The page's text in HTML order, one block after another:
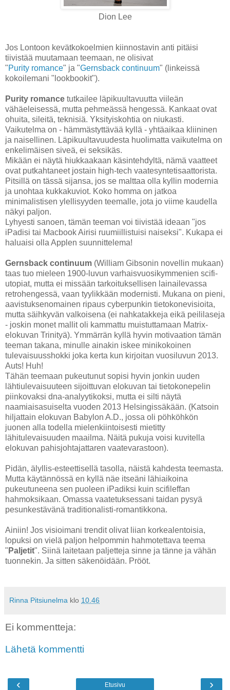
Dion Lee
Jos Lontoon kevätkokoelmien kiinnostavin anti pitäisi
tiivistää muutamaan teemaan, ne olisivat
"Purity romance" ja "Gernsback continuum" (linkeissä
kokoilemani "lookbookit").
Purity romance tutkailee läpikuultavuutta viileän
vähäeleisessä, mutta pehmeässä hengessä. Kankaat ovat
ohuita, sileitä, teknisiä. Yksityiskohtia on niukasti.
Vaikutelma on - hämmästyttävää kyllä - yhtäaikaa kliininen
ja naisellinen. Läpikuultavuudesta huolimatta vaikutelma on
enkelimäisen siveä, ei seksikäs.
Mikään ei näytä hiukkaakaan käsintehdyltä, nämä vaatteet
ovat putkahtaneet jostain high-tech vaatesyntetisaattorista.
Pitsillä on tässä sijansa, jos se malttaa olla kyllin modernia
ja unohtaa kukkakuviot. Koko homma on jatkoa
minimalistisen ylellisyyden teemalle, jota jo viime kaudella
näkyi paljon.
Lyhyesti sanoen, tämän teeman voi tiivistää ideaan "jos
iPadisi tai Macbook Airisi ruumiillistuisi naiseksi". Kukapa ei
haluaisi olla Applen suunnittelema!
Gernsback continuum (William Gibsonin novellin mukaan)
taas tuo mieleen 1900-luvun varhaisvuosikymmenien scifi-
utopiat, mutta ei missään tarkoituksellisen lainailevassa
retrohengessä, vaan tyylikkään modernisti. Mukana on pieni,
aavistuksenomainen ripaus cyberpunkin tietokonevisioita,
mutta säihkyvän valkoisena (ei nahkatakkeja eikä peililaseja
- joskin monet mallit oli kammattu muistuttamaan Matrix-
elokuvan Trinityä). Ymmärrän kyllä hyvin motivaation tämän
teeman takana, minulle ainakin iskee minikokoinen
tulevaisuusshokki joka kerta kun kirjoitan vuosiluvun 2013.
Auts! Huh!
Tähän teemaan pukeutunut sopisi hyvin jonkin uuden
lähtiulevaisuuteen sijoittuvan elokuvan tai tietokonepelin
piinkovaksi dna-analyytikoksi, mutta ei silti näytä
naamiaisasuiselta vuoden 2013 Helsingissäkään. (Katsoin
hiljattain elokuvan Babylon A.D., jossa oli pöhköhkön
juonen alla todella mielenkiintoisesti mietitty
lähitulevaisuuden maailma. Näitä pukuja voisi kuvitella
elokuvan pahisjohtajattaren vaatevarastoon).
Pidän, älyllis-esteettisellä tasolla, näistä kahdesta teemasta.
Mutta käytännössä en kyllä näe itseäni lähiaikoina
pukeutuneena sen puoleen iPadiksi kuin scifileffan
hahmoksikaan. Omassa vaatetuksessani taidan pysyä
pesunkestävänä traditionalisti-romantikkona.
Ainiin! Jos visioimani trendit olivat liian korkealentoisia,
lopuksi on vielä paljon helpommin hahmotettava teema
" Paljetit". Siinä laitetaan paljetteja sinne ja tänne ja vähän
tuonnekin. Ja sitten säkenöidään. Prööt.
Rinna Pitsiunelma klo 10.46
Ei kommentteja:
Lähetä kommentti
‹ ›
Etusivu